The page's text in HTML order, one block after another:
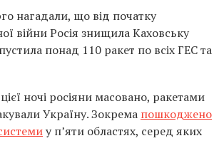
нагадали, що від початку
війни Росія знищила Каховську
понад 110 ракет по всіх ГЕС та
ночі росіяни масовано, ракетами
Україну. Зокрема пошкоджено
у п’яти областях, серед яких